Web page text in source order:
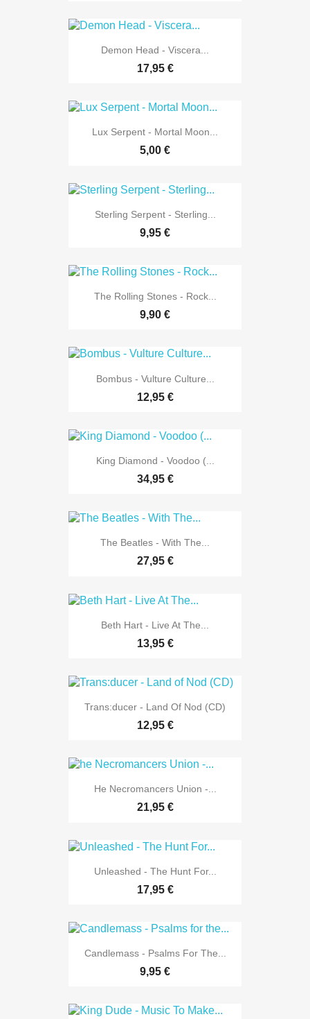
Demon Head - Viscera...
17,95 €
Lux Serpent - Mortal Moon...
5,00 €
Sterling Serpent - Sterling...
9,95 €
The Rolling Stones - Rock...
9,90 €
Bombus - Vulture Culture...
12,95 €
King Diamond - Voodoo (...
34,95 €
The Beatles - With The...
27,95 €
Beth Hart - Live At The...
13,95 €
Trans:ducer - Land Of Nod (CD)
12,95 €
He Necromancers Union -...
21,95 €
Unleashed - The Hunt For...
17,95 €
Candlemass - Psalms For The...
9,95 €